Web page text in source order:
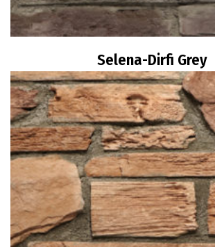
Selena-Dirfi Grey
Διαβάστε περισσότερα